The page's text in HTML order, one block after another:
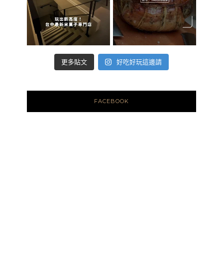
更多貼文 好吃好玩這邊請
FACEBOOK